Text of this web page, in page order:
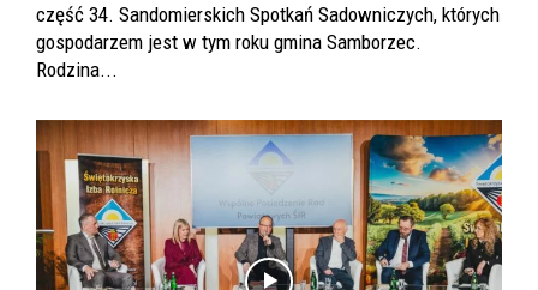
część 34. Sandomierskich Spotkań Sadowniczych, których
gospodarzem jest w tym roku gmina Samborzec.
Rodzina...